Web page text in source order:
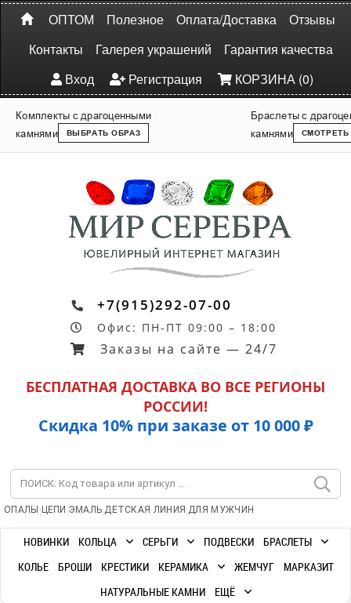
ОПТОМ Полезное Оплата/Доставка
Отзывы
Контакты
Галерея украшений
Гарантия качества
Вход
Регистрация КОРЗИНА (0)
Комплекты с драгоценными
камнями
ВЫБРАТЬ ОБРАЗ
Браслеты с
камнями
СМОТРЕТЬ
+7(915)292-07-00
Офис: ПН-ПТ 09:00 – 18:00
Заказы на сайте — 24/7
БЕСПЛАТНАЯ ДОСТАВКА ВО ВСЕ РЕГИОНЫ
РОССИИ!
Скидка 10% при заказе от 10 000 ₽
ОПАЛЫ | ЦЕПИ |ЭМАЛЬ|ДЕТСКАЯ ЛИНИЯ |ДЛЯ МУЖЧИН
НОВИНКИ КОЛЬЦА СЕРЬГИ ПОДВЕСКИ
БРАСЛЕТЫ
КОЛЬЕ
БРОШИ КРЕСТИКИ КЕРАМИКА ЖЕМЧУГ
МАРКАЗИТ
НАТУРАЛЬНЫЕ КАМНИ
ЕЩЁ